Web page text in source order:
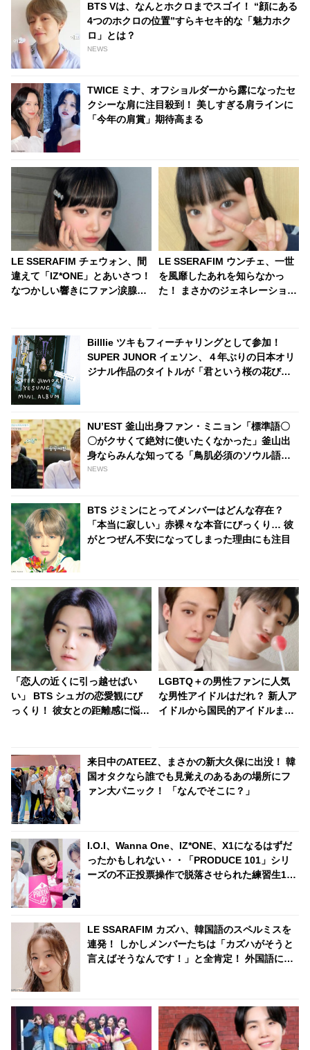
BTS Vは、なんとホクロまでスゴイ！ “顔にある
4つのホクロの位置”すらキセキ的な「魅力ホク
ロ」とは？
NEWS
TWICE ミナ、オフショルダーから露になったセ
クシーな肩に注目殺到！ 美しすぎる肩ラインに
「今年の肩賞」期待高まる
LE SSERAFIM チェウォン、間
違えて「IZ*ONE」とあいさつ！
なつかしい響きにファン涙腺崩
LE SSERAFIM ウンチェ、一世
を風靡したあれを知らなかっ
た！ まさかのジェネレーション
の若さを実感させられる発言に
驚き
Billlie ツキもフィーチャリングとして参加！
SUPER JUNOR イェソン、４年ぶりの日本オリ
ジナル作品のタイトルが「君という桜の花びら
NU’EST 釜山出身ファン・ミニョン「標準語〇
〇がクサくて絶対に使いたくなかった」釜山出
身ならみんな知ってる「鳥肌必須のソウル語」
とは？
NEWS
BTS ジミンにとってメンバーはどんな存在？
「本当に寂しい」赤裸々な本音にびっくり… 彼
がとつぜん不安になってしまった理由にも注目
「恋人の近くに引っ越せばい
い」 BTS シュガの恋愛観にび
っくり！ 彼女との距離感に悩む
ガはかわいい恋人になるね」
LGBTQ＋の男性ファンに人気
な男性アイドルはだれ？ 新人ア
イドルから国民的アイドルま
来日中のATEEZ、まさかの新大久保に出没！ 韓
国オタクなら誰でも見覚えのあるあの場所にフ
ァン大パニック！ 「なんでそこに？」
I.O.I、Wanna One、IZ*ONE、X1になるはずだ
ったかもしれない・・「PRODUCE 101」シリ
ーズの不正投票操作で脱落させられた練習生12
LE SSARAFIM カズハ、韓国語のスペルミスを
連発！ しかしメンバーたちは「カズハがそうと
言えばそうなんです！」と全肯定！ 外国語に果